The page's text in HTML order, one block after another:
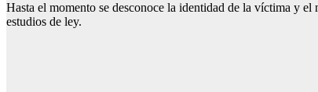
Hasta el momento se desconoce la identidad de la víctima y
estudios de ley.